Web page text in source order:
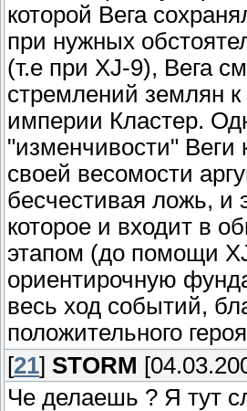
которой Вега
при нужных
(т.е при XJ-9), Вега
стремлений землян
империи Кластер.
"изменчивости"
своей весомости
бесчестивая ложь, и
которое и входит в
этапом (до помощи
ориентирочную
весь ход событий,
положительного
[21] STORM
Че делаешь ? Я тут